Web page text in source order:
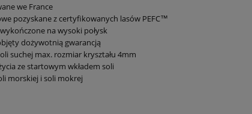
we France
pozyskane z certyfikowanych lasów PEFC™
na wysoki połysk
dożywotnią gwarancją
suchej max. rozmiar kryształu 4mm
ze startowym wkładem soli
morskiej i soli mokrej